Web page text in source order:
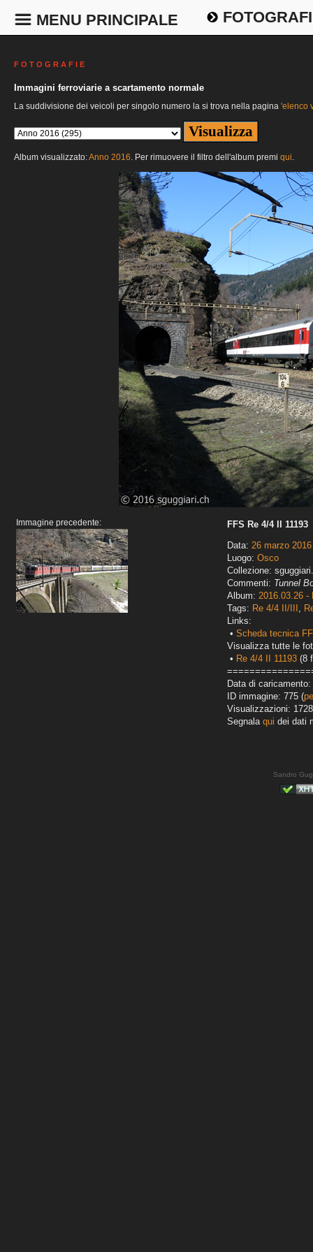
MENU PRINCIPALE
F O T O G R A F I E
Immagini ferroviarie a scartamento normale
La suddivisione dei veicoli per singolo numero la si trova nella pagina 'elenco
Album visualizzato:Anno 2016. Per rimuovere il filtro dell'album premi qui.
Immagine precedente:
FFS Re 4/4 II 11193
Data: 26 marzo 2016
Luogo: Osco
Collezione:
Commenti: Tunnel
Album: 2016.03.26 -
Tags: Re 4/4 II/III ,
Links:
• Scheda tecnica
Visualizza tutte le
• Re 4/4 II 11193 (8
Data di caricamento:
ID immagine: 775 (
Visualizzazioni: 1728
Segnala qui dei dati
Sandro